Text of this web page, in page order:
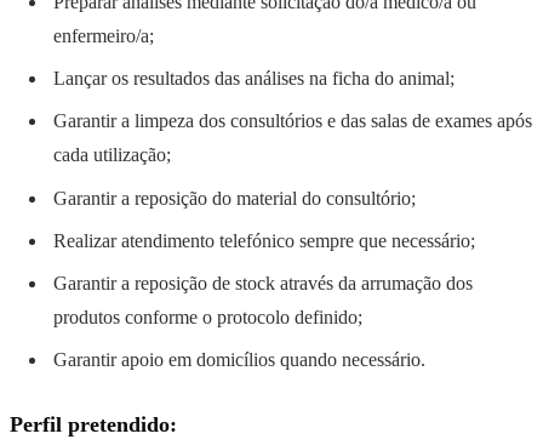
enfermeiro/a;
Lançar os resultados das análises na ficha do animal;
Garantir a limpeza dos consultórios e das salas de exames após
cada utilização;
Garantir a reposição do material do consultório;
Realizar atendimento telefónico sempre que necessário;
Garantir a reposição de stock através da arrumação dos
produtos conforme o protocolo definido;
Garantir apoio em domicílios quando necessário.
Perfil pretendido: